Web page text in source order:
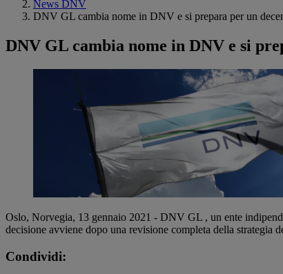
News DNV
DNV GL cambia nome in DNV e si prepara per un
DNV GL cambia nome in DNV e si
Oslo, Norvegia, 13 gennaio 2021 - DNV GL , un ente
decisione avviene dopo una revisione completa della strategia
Condividi: